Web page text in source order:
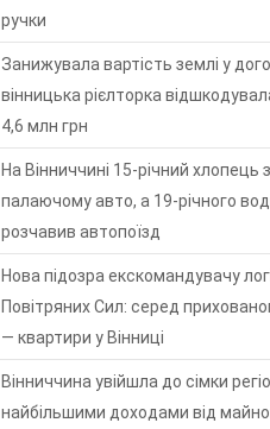
ручки
Занижувала вартість землі у
вінницька рієлторка
4,6 млн грн
На Вінниччині 15-річний хлопець
палаючому авто, а 19-річного
розчавив автопоїзд
Нова підозра екскомандувачу
Повітряних Сил: серед
— квартири у Вінниці
Вінниччина увійшла до сімки
найбільшими доходами від